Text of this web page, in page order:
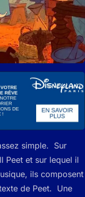
simple. Sur
Peet et sur lequel il
ils composent
de Peet. Une